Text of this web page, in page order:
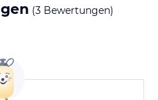
(3 Bewertungen)